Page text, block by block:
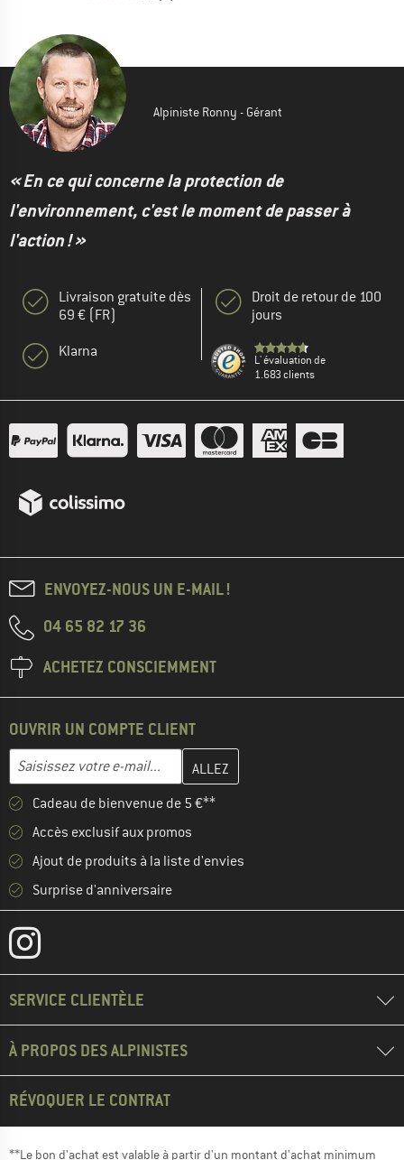
Alpiniste Ronny - Gérant
« En ce qui concerne la protection de
l'environnement, c'est le moment de passer à
l'action ! »
Livraison gratuite dès
69 € (FR)
Klarna
Droit de retour de 100
jours
L' évaluation de
1.683 clients
ENVOYEZ-NOUS UN E-MAIL !
04 65 82 17 36
ACHETEZ CONSCIEMMENT
OUVRIR UN COMPTE CLIENT
Adresse e-mail
Entrez votre adresse e-mail ici et créez votre compte client à la
Cadeau de bienvenue de 5 €**
Accès exclusif aux promos
Ajout de produits à la liste d'envies
Surprise d'anniversaire
SERVICE CLIENTÈLE
À PROPOS DES ALPINISTES
RÉVOQUER LE CONTRAT
**Le bon d'achat est valable à partir d'un montant d'achat minimum